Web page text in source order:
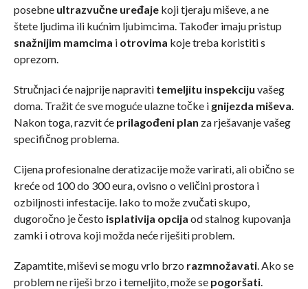
posebne ultrazvučne uređajekoji tjeraju miševe, a ne
štete ljudima ili kućnim ljubimcima. Također imaju pristup
snažnijim mamcima i otrovima koje treba koristiti s
oprezom.
Stručnjaci će najprije napraviti temeljitu inspekciju vašeg
doma. Tražit će sve moguće ulazne točke i gnijezda miševa.
Nakon toga, razvit će prilagođeni plan za rješavanje vašeg
specifičnog problema.
Cijena profesionalne deratizacije može varirati, ali obično se
kreće od 100 do 300 eura, ovisno o veličini prostora i
ozbiljnosti infestacije. Iako to može zvučati skupo,
dugoročno je često isplativija opcija od stalnog kupovanja
zamki i otrova koji možda neće riješiti problem.
Zapamtite, miševi se mogu vrlo brzo razmnožavati. Ako se
problem ne riješi brzo i temeljito, može se pogoršati.